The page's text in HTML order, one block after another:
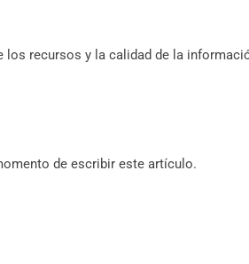
los recursos y la calidad de la
de escribir este artículo.